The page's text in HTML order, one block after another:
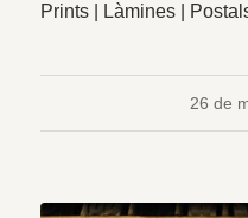
Prints | Làmines |
26 de